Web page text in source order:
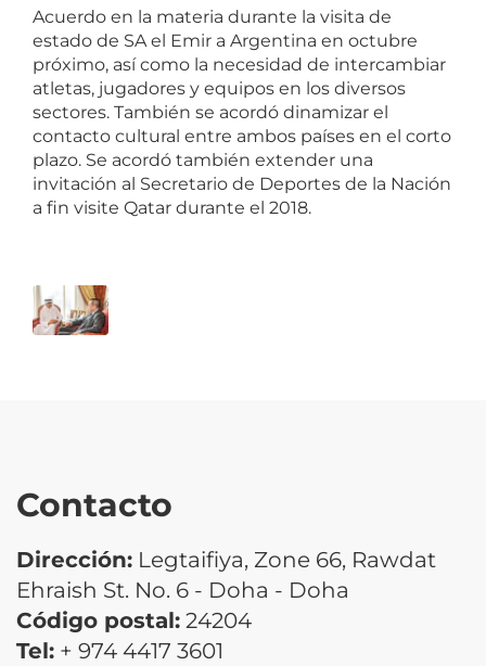
Acuerdo en la materia durante la visita de
estado de SA el Emir a Argentina en octubre
próximo, así como la necesidad de intercambiar
atletas, jugadores y equipos en los diversos
sectores. También se acordó dinamizar el
contacto cultural entre ambos países en el corto
plazo. Se acordó también extender una
invitación al Secretario de Deportes de la Nación
a fin visite Qatar durante el 2018.
Contacto
Dirección: Legtaifiya, Zone 66, Rawdat
Ehraish St. No. 6 - Doha - Doha
Código postal: 24204
Tel: + 974 4417 3601